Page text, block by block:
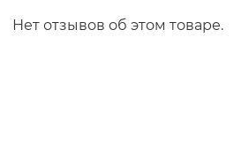
Нет отзывов об этом товаре.